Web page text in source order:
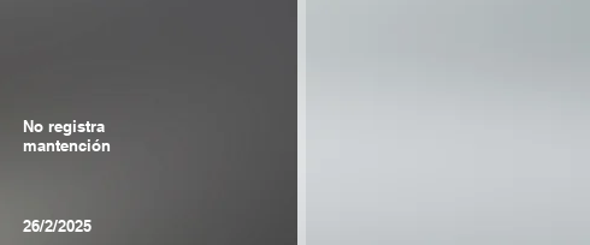
No registra
mantención
26/2/2025